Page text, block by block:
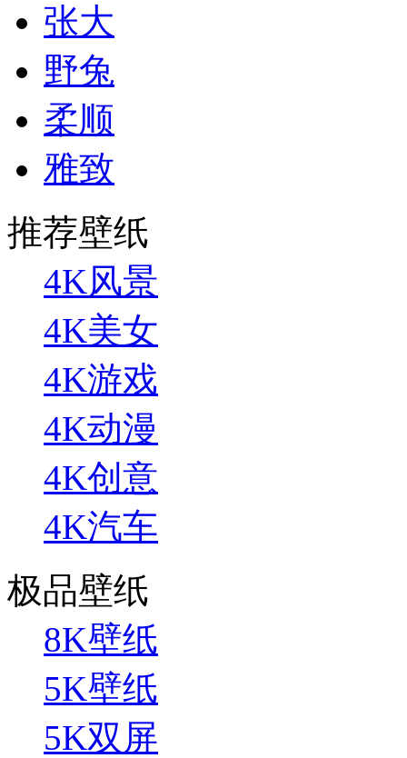
张大
野兔
柔顺
雅致
推荐壁纸
4K风景
4K美女
4K游戏
4K动漫
4K创意
4K汽车
极品壁纸
8K壁纸
5K壁纸
5K双屏